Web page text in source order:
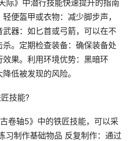
际》中潜行技能快速提升的指南
便盔甲或衣物：减少脚步声，
器：如匕首或弓箭，可以在不
。定期检查装备：确保装备处
果。利用环境优势：黑暗环
低被发现的风险。
技能?
卷轴5》中的铁匠技能，可以采
习制作基础物品 反复制作：通过